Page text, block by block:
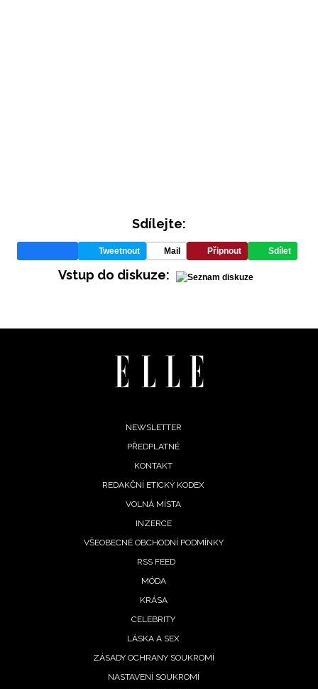
Sdílejte:
Tweetnout Mail Připnout Sdílet
Vstup do diskuze:
NEWSLETTER
PŘEDPLATNÉ
KONTAKT
REDAKČNÍ ETICKÝ KODEX
VOLNÁ MÍSTA
INZERCE
VŠEOBECNÉ OBCHODNÍ PODMÍNKY
RSS FEED
MÓDA
KRÁSA
CELEBRITY
LÁSKA A SEX
ZÁSADY OCHRANY SOUKROMÍ
NASTAVENÍ SOUKROMÍ